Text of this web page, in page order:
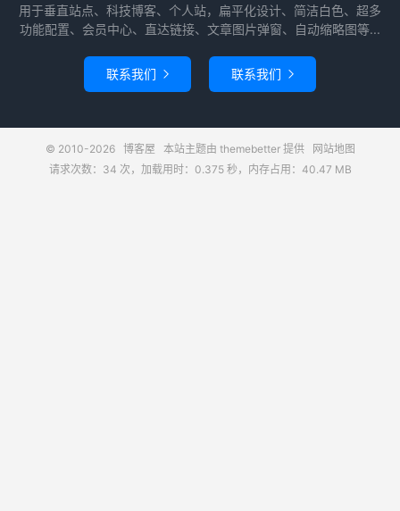
用于垂直站点、科技博客、个人站，扁平化设计、简洁白色、超多
功能配置、会员中心、直达链接、文章图片弹窗、自动缩略图等...
联系我们  联系我们 
© 2010-2026 博客屋 本站主题由 themebetter提供
网站地图
请求次数：34 次，加载用时：0.375 秒，内存占用：40.47 MB